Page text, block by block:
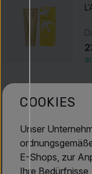
nelke, pfirsich,
Rosenholz, aldehyde
Herz
COOKIES
Unser
E-Shops, zur
Ihre